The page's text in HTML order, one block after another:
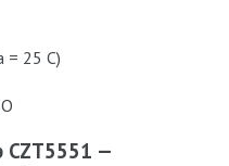
= 25 C)
CZT5551 —